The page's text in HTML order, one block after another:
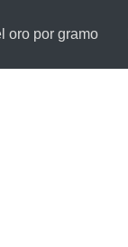
oro por gramo